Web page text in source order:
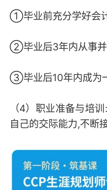
①毕业前充分学好会
②毕业后3年内从事并
③毕业后10年内成为
（4）职业准备与培
自己的交际能力,不断